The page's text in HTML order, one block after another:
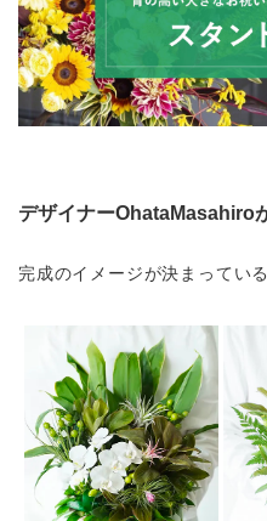
デザイナーOhataMasahiro
完成のイメージが決まってい